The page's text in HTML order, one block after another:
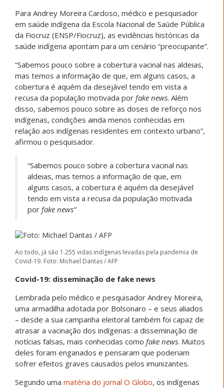
Para Andrey Moreira Cardoso, médico e pesquisador
em saúde indígena da Escola Nacional de Saúde Pública
da Fiocruz (ENSP/Fiocruz), as evidências históricas da
saúde indígena apontam para um cenário “preocupante”.
“Sabemos pouco sobre a cobertura vacinal nas aldeias,
mas temos a informação de que, em alguns casos, a
cobertura é aquém da desejável tendo em vista a
recusa da população motivada por fake news. Além
disso, sabemos pouco sobre as doses de reforço nos
indígenas, condições ainda menos conhecidas em
relação aos indígenas residentes em contexto urbano”,
afirmou o pesquisador.
“Sabemos pouco sobre a cobertura vacinal nas
aldeias, mas temos a informação de que, em
alguns casos, a cobertura é aquém da desejável
tendo em vista a recusa da população motivada
por fake news”
Ao todo, já são 1.255 vidas indígenas levadas pela pandemia de
Covid-19. Foto: Michael Dantas / AFP
Covid-19: disseminação de fake news
Lembrada pelo médico e pesquisador Andrey Moreira,
uma armadilha adotada por Bolsonaro – e seus aliados
– desde a sua campanha eleitoral também foi capaz de
atrasar a vacinação dos indígenas: a disseminação de
notícias falsas, mais conhecidas como fake news. Muitos
deles foram enganados e pensaram que poderiam
sofrer efeitos graves causados pelos imunizantes.
Segundo uma matéria do jornal O Globo, os indígenas